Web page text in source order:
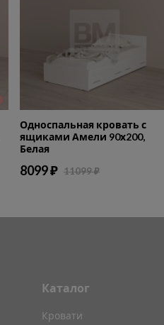
Односпальная кровать с
ящиками Амели 90х200,
Белая
8099 ₽ 11099 ₽
Каталог
Кровати